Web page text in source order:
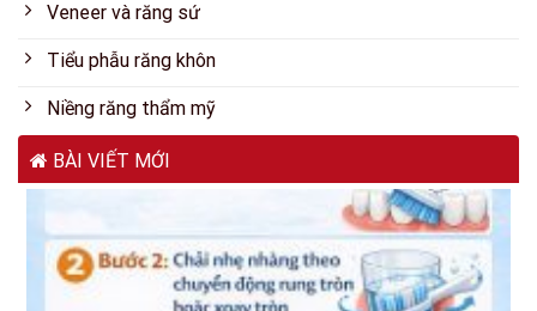
Veneer và răng sứ
Tiểu phẫu răng khôn
Niềng răng thẩm mỹ
BÀI VIẾT MỚI